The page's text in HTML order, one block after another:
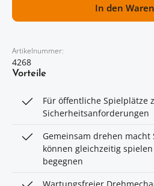
In den
Artikelnummer:
4268
Vorteile
Für öffentliche Spielplätze
Sicherheitsanforderungen
Gemeinsam drehen
können gleichzeitig
begegnen
Wartungsfreier